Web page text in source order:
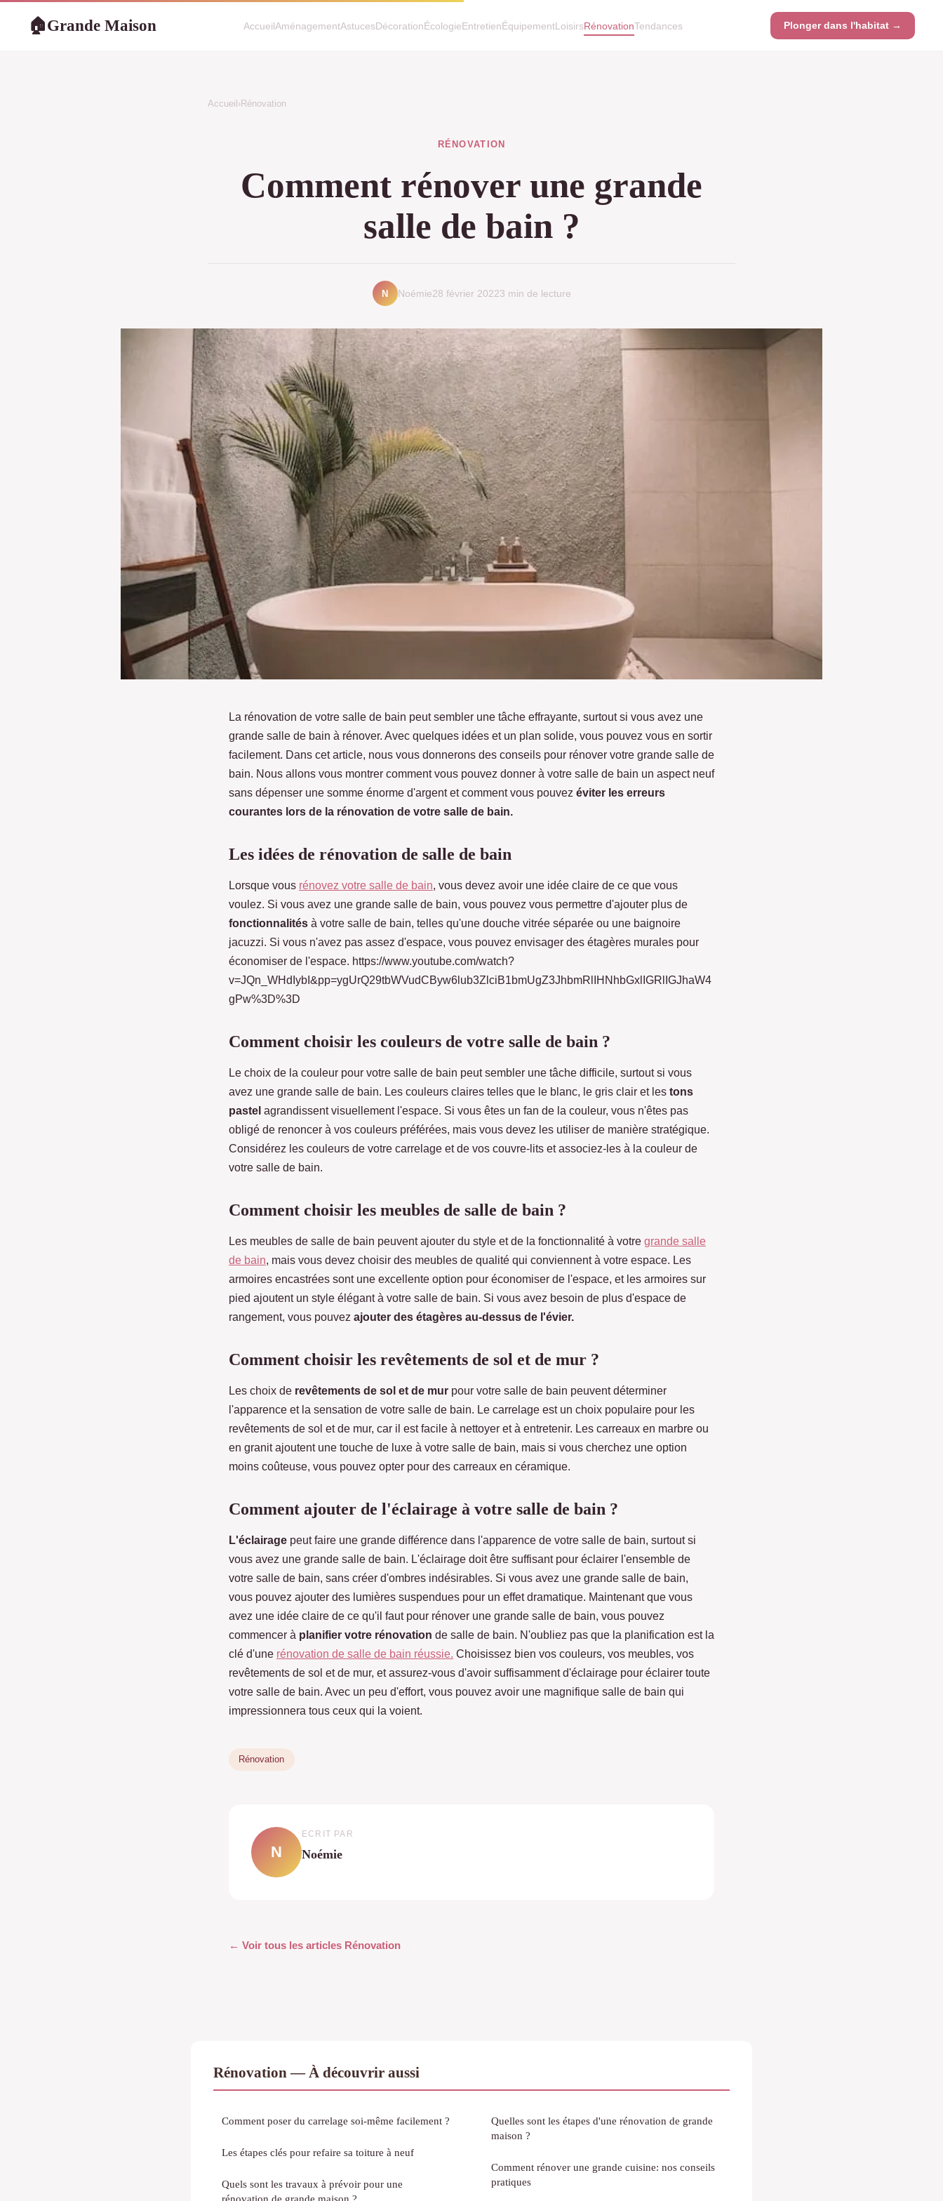
🏠Grande Maison AccueilAménagementAstucesDécorationÉcologieEntretienÉquipementLoisirsRénovationTendances Plonger dans l'habitat →
Accueil ›Rénovation
RÉNOVATION
Comment rénover une grande
salle de bain ?
N Noémie28 février 20223 min de lecture
La rénovation de votre salle de bain peut sembler une tâche effrayante, surtout si vous avez une
grande salle de bain à rénover. Avec quelques idées et un plan solide, vous pouvez vous en sortir
facilement. Dans cet article, nous vous donnerons des conseils pour rénover votre grande salle de
bain. Nous allons vous montrer comment vous pouvez donner à votre salle de bain un aspect neuf
sans dépenser une somme énorme d'argent et comment vous pouvez éviter les erreurs
courantes lors de la rénovation de votre salle de bain.
Les idées de rénovation de salle de bain
Lorsque vous rénovez votre salle de bain, vous devez avoir une idée claire de ce que vous
voulez. Si vous avez une grande salle de bain, vous pouvez vous permettre d'ajouter plus de
fonctionnalités à votre salle de bain, telles qu'une douche vitrée séparée ou une baignoire
jacuzzi. Si vous n'avez pas assez d'espace, vous pouvez envisager des étagères murales pour
économiser de l'espace. https://www.youtube.com/watch?
v=JQn_WHdIybI&pp=ygUrQ29tbWVudCByw6lub3ZlciB1bmUgZ3JhbmRlIHNhbGxlIGRlIGJhaW4
gPw%3D%3D
Comment choisir les couleurs de votre salle de bain ?
Le choix de la couleur pour votre salle de bain peut sembler une tâche difficile, surtout si vous
avez une grande salle de bain. Les couleurs claires telles que le blanc, le gris clair et les tons
pastel agrandissent visuellement l'espace. Si vous êtes un fan de la couleur, vous n'êtes pas
obligé de renoncer à vos couleurs préférées, mais vous devez les utiliser de manière stratégique.
Considérez les couleurs de votre carrelage et de vos couvre-lits et associez-les à la couleur de
votre salle de bain.
Comment choisir les meubles de salle de bain ?
Les meubles de salle de bain peuvent ajouter du style et de la fonctionnalité à votre grande salle
de bain, mais vous devez choisir des meubles de qualité qui conviennent à votre espace. Les
armoires encastrées sont une excellente option pour économiser de l'espace, et les armoires sur
pied ajoutent un style élégant à votre salle de bain. Si vous avez besoin de plus d'espace de
rangement, vous pouvez ajouter des étagères au-dessus de l'évier.
Comment choisir les revêtements de sol et de mur ?
Les choix de revêtements de sol et de mur pour votre salle de bain peuvent déterminer
l'apparence et la sensation de votre salle de bain. Le carrelage est un choix populaire pour les
revêtements de sol et de mur, car il est facile à nettoyer et à entretenir. Les carreaux en marbre ou
en granit ajoutent une touche de luxe à votre salle de bain, mais si vous cherchez une option
moins coûteuse, vous pouvez opter pour des carreaux en céramique.
Comment ajouter de l'éclairage à votre salle de bain ?
L'éclairage peut faire une grande différence dans l'apparence de votre salle de bain, surtout si
vous avez une grande salle de bain. L'éclairage doit être suffisant pour éclairer l'ensemble de
votre salle de bain, sans créer d'ombres indésirables. Si vous avez une grande salle de bain,
vous pouvez ajouter des lumières suspendues pour un effet dramatique. Maintenant que vous
avez une idée claire de ce qu'il faut pour rénover une grande salle de bain, vous pouvez
commencer à planifier votre rénovation de salle de bain. N'oubliez pas que la planification est la
clé d'une rénovation de salle de bain réussie. Choisissez bien vos couleurs, vos meubles, vos
revêtements de sol et de mur, et assurez-vous d'avoir suffisamment d'éclairage pour éclairer toute
votre salle de bain. Avec un peu d'effort, vous pouvez avoir une magnifique salle de bain qui
impressionnera tous ceux qui la voient.
Rénovation
N
ECRIT PAR
Noémie
← Voir tous les articles Rénovation
Rénovation — À découvrir aussi
Comment poser du carrelage soi-même facilement ?
Les étapes clés pour refaire sa toiture à neuf
Quels sont les travaux à prévoir pour une
rénovation de grande maison ?
Quelles sont les étapes d'une rénovation de grande
maison ?
Comment rénover une grande cuisine: nos conseils
pratiques